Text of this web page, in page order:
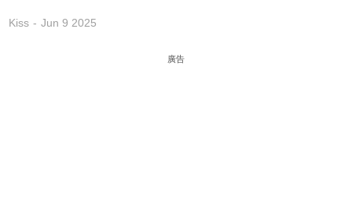
Kiss Jun 9 2025
廣告